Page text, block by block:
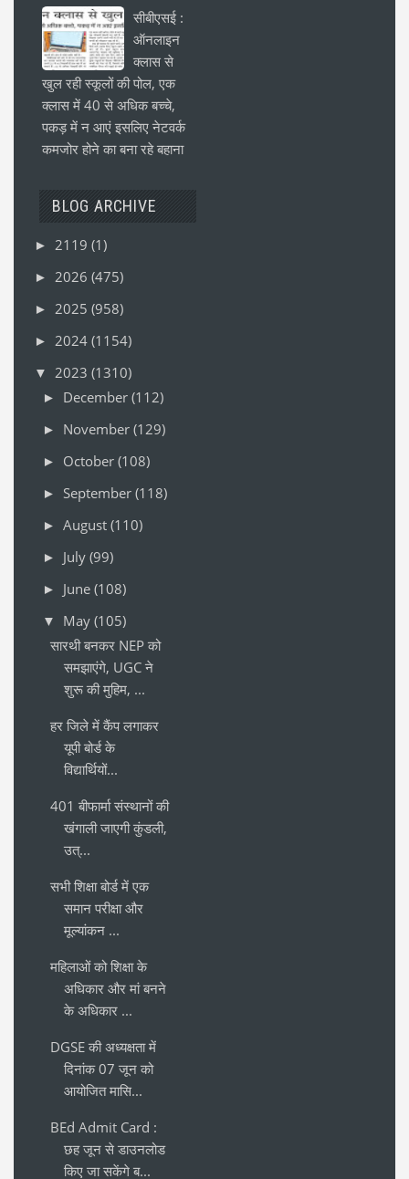
सीबीएसई :
ऑनलाइन
क्लास से
खुल रही स्कूलों की पोल, एक
क्लास में 40 से अधिक बच्चे,
पकड़ में न आएं इसलिए नेटवर्क
कमजोर होने का बना रहे बहाना
BLOG ARCHIVE
► 2119 (1)
► 2026 (475)
► 2025 (958)
► 2024 (1154)
▼ 2023 (1310)
► December (112)
► November (129)
► October (108)
► September (118)
► August (110)
► July (99)
► June (108)
▼ May (105)
सारथी बनकर NEP को
समझाएंगे, UGC ने
शुरू की मुहिम, ...
हर जिले में कैंप लगाकर
यूपी बोर्ड के
विद्यार्थियों...
401 बीफार्मा संस्थानों की
खंगाली जाएगी कुंडली,
उत्...
सभी शिक्षा बोर्ड में एक
समान परीक्षा और
मूल्यांकन ...
महिलाओं को शिक्षा के
अधिकार और मां बनने
के अधिकार ...
DGSE की अध्यक्षता में
दिनांक 07 जून को
आयोजित मासि...
BEd Admit Card :
छह जून से डाउनलोड
किए जा सकेंगे ब...